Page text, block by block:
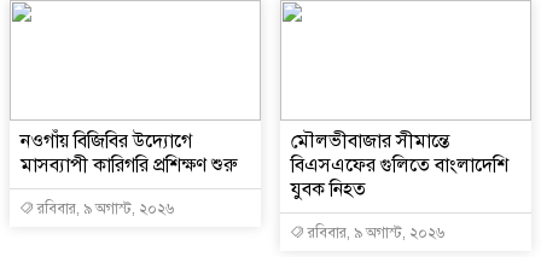
নওগাঁয় বিজিবির উদ্যোগে
মাসব্যাপী কারিগরি প্রশিক্ষণ শুরু
রবিবার, ৯ অগাস্ট, ২০২৬
মৌলভীবাজার সীমান্তে
বিএসএফের গুলিতে বাংলাদেশি
যুবক নিহত
রবিবার, ৯ অগাস্ট, ২০২৬